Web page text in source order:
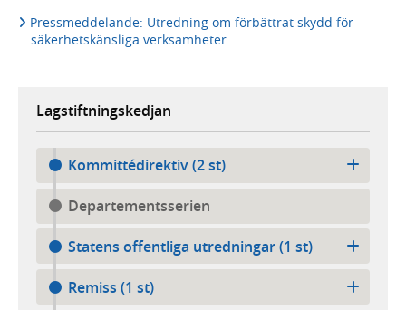
Pressmeddelande: Utredning om förbättrat skydd för
säkerhetskänsliga verksamheter
Lagstiftningskedjan
Kommittédirektiv (2 st)
Departementsserien
Statens offentliga utredningar (1 st)
Remiss (1 st)